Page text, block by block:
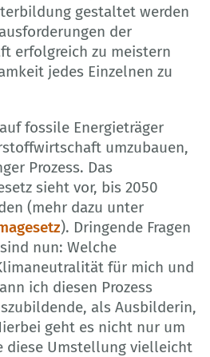
gestaltet werden
der
erfolgreich zu meistern
jedes Einzelnen zu
fossile Energieträger
umzubauen,
Prozess. Das
sieht vor, bis 2050
(mehr dazu unter
). Dringende Fragen
nun: Welche
für mich und
ich diesen Prozess
als Ausbilderin,
geht es nicht nur um
diese Umstellung vielleicht